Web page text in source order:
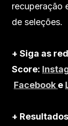
recuperação
de seleções.
+ Siga as
Score:
Facebook e
+